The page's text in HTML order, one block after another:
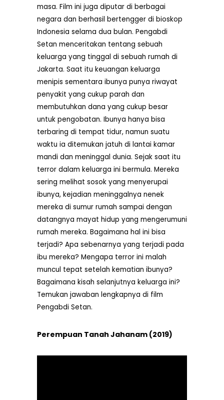
masa. Film ini juga diputar di berbagai
negara dan berhasil bertengger di bioskop
Indonesia selama dua bulan. Pengabdi
Setan menceritakan tentang sebuah
keluarga yang tinggal di sebuah rumah di
Jakarta. Saat itu keuangan keluarga
menipis sementara ibunya punya riwayat
penyakit yang cukup parah dan
membutuhkan dana yang cukup besar
untuk pengobatan. Ibunya hanya bisa
terbaring di tempat tidur, namun suatu
waktu ia ditemukan jatuh di lantai kamar
mandi dan meninggal dunia. Sejak saat itu
terror dalam keluarga ini bermula. Mereka
sering melihat sosok yang menyerupai
ibunya, kejadian meninggalnya nenek
mereka di sumur rumah sampai dengan
datangnya mayat hidup yang mengerumuni
rumah mereka. Bagaimana hal ini bisa
terjadi? Apa sebenarnya yang terjadi pada
ibu mereka? Mengapa terror ini malah
muncul tepat setelah kematian ibunya?
Bagaimana kisah selanjutnya keluarga ini?
Temukan jawaban lengkapnya di film
Pengabdi Setan.
Perempuan Tanah Jahanam (2019)